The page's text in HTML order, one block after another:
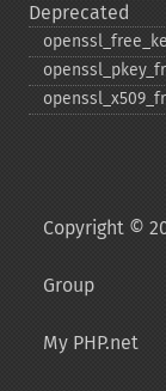
Deprecated
Copyright ©
Group
My PHP.net